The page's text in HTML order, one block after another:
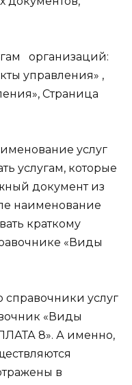
организаций:
управления» ,
Страница
услуг
услугам, которые
документ из
наименование
краткому
«Виды
справочники услуг
«Виды
8». А именно,
в